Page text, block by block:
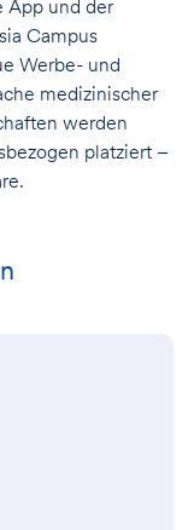
App und der
Campus
Werbe- und
medizinischer
werden
platziert –